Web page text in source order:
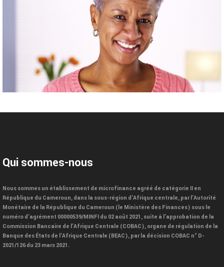
Qui sommes-nous
Nous sommes un établissement de microfinance agréé de catégorie II en
République du Cameroun, dans la sous-région d’Afrique centrale, par l’Autorité
Monétaire de la République du Cameroun (le Ministère des Finances) sous le
numéro d’agrément 00000539/MINFI du 02 août 2021, suite à l’approbation de la
Commission Bancaire de l’Afrique Centrale (COBAC), organe de régulation de la
Banque des États de l’Afrique Centrale (BEAC), par la décision COBAC n° D-
2021/126 du 23 mars 2021.